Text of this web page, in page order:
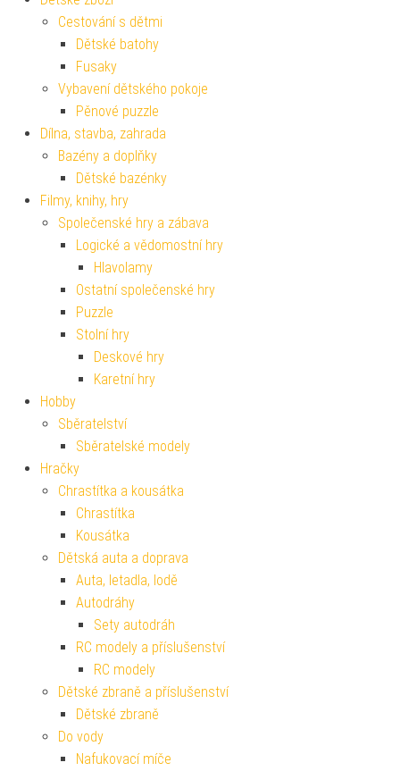
Cestování s dětmi
Dětské batohy
Fusaky
Vybavení dětského pokoje
Pěnové puzzle
Dílna, stavba, zahrada
Bazény a doplňky
Dětské bazénky
Filmy, knihy, hry
Společenské hry a zábava
Logické a vědomostní hry
Hlavolamy
Ostatní společenské hry
Puzzle
Stolní hry
Deskové hry
Karetní hry
Hobby
Sběratelství
Sběratelské modely
Hračky
Chrastítka a kousátka
Chrastítka
Kousátka
Dětská auta a doprava
Auta, letadla, lodě
Autodráhy
Sety autodráh
RC modely a příslušenství
RC modely
Dětské zbraně a příslušenství
Dětské zbraně
Do vody
Nafukovací míče